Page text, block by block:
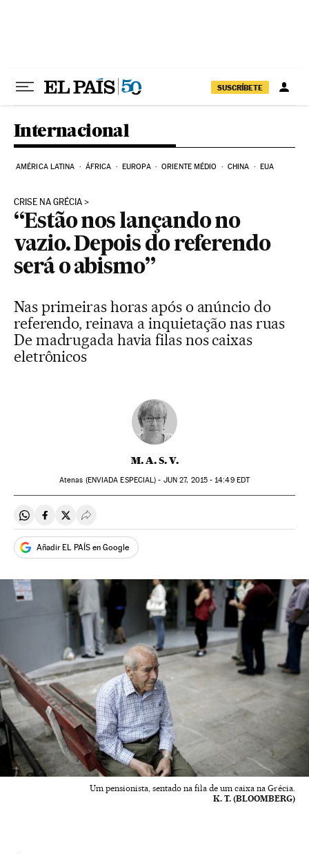
SUSCRÍBETE
Internacional
AMÉRICA LATINA ÁFRICA EUROPA ORIENTE MÉDIO CHINA EUA
CRISE NA GRÉCIA
“Estão nos lançando no
vazio. Depois do referendo
será o abismo”
Nas primeiras horas após o anúncio do
referendo, reinava a inquietação nas ruas
De madrugada havia filas nos caixas
eletrônicos
M. A. S. V.
Atenas (ENVIADA ESPECIAL) - JUN 27, 2015 - 14:49EDT
Compartir en Whatsapp
Compartir en Facebook
Compartir en Twitter
Desplegar Redes Sociales
Añadir EL PAÍS en Google
Um pensionista, sentado na fila de um caixa na Grécia.
K. T. (BLOOMBERG)